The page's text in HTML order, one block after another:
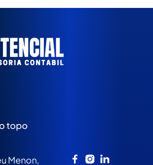
topo
Menon,